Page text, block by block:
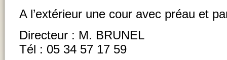
A l’extérieur une cour avec préau et
Directeur : M. BRUNEL
Tél : 05 34 57 17 59